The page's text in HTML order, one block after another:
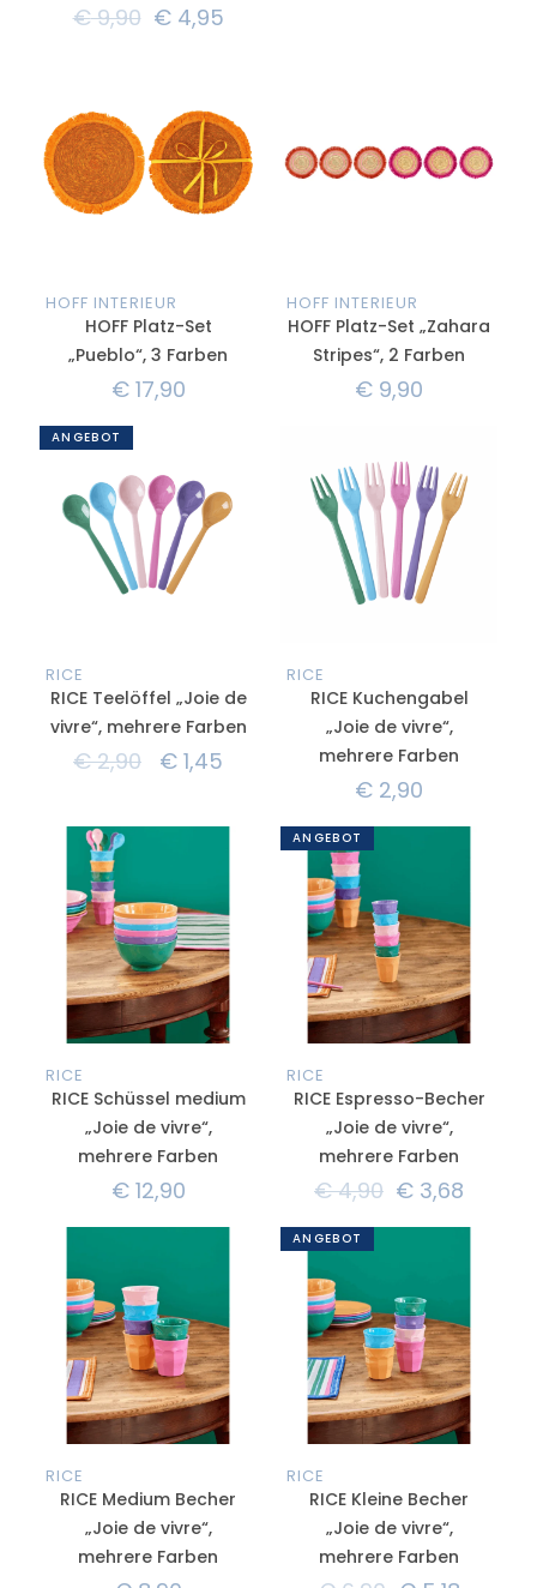
€9,90 €4,95
HOFF INTERIEUR
HOFF Platz-Set
„Pueblo“, 3 Farben
€17,90
HOFF INTERIEUR
HOFF Platz-Set „Zahara
Stripes“, 2 Farben
€ 9,90
ANGEBOT
RICE
RICE Teelöffel „Joie de
vivre“, mehrere Farben
€2,90 € 1,45
RICE
RICE Kuchengabel
„Joie de vivre“,
mehrere Farben
€ 2,90
RICE
RICE Schüssel medium
„Joie de vivre“,
mehrere Farben
€12,90
ANGEBOT
RICE
RICE Espresso-Becher
„Joie de vivre“,
mehrere Farben
€4,90 € 3,68
RICE
RICE Medium Becher
„Joie de vivre“,
mehrere Farben
ANGEBOT
RICE
RICE Kleine Becher
„Joie de vivre“,
mehrere Farben